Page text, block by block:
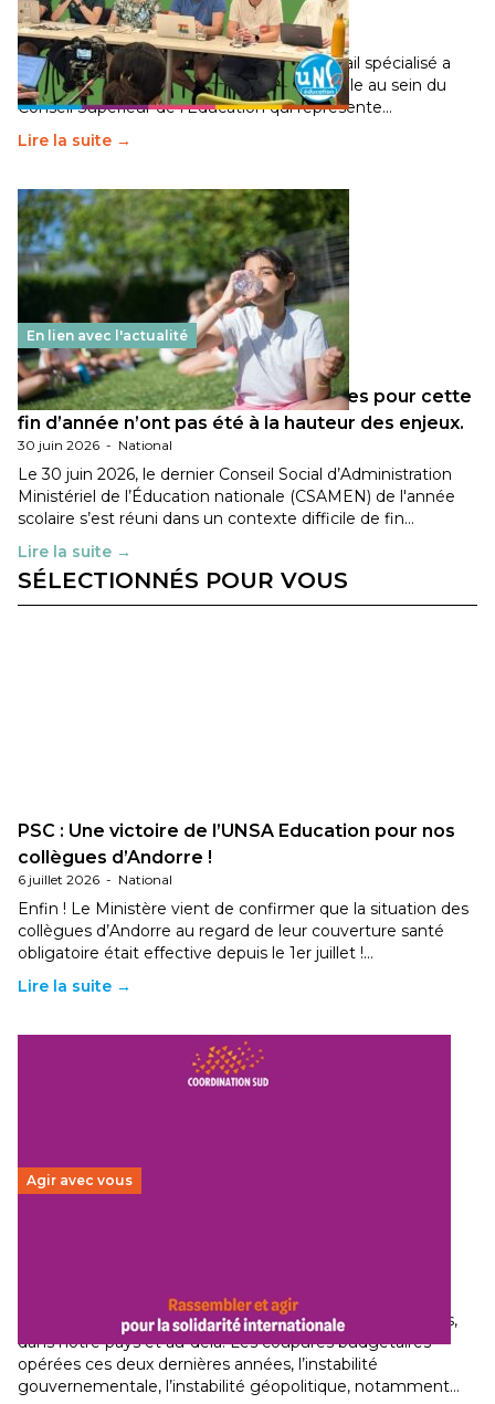
Éducation fait bouger les lignes
30 juin 2026-National
Pendant plusieurs mois, un groupe de travail spécialisé a
travaillé sur la transition écologique de l’Ecole au sein du
Conseil Supérieur de l’Éducation qui représente…
Lire la suite →
En lien avec l'actualité
Les décisions ministérielles attendues pour cette
fin d’année n’ont pas été à la hauteur des enjeux.
30 juin 2026 - National
Le 30 juin 2026, le dernier Conseil Social d’Administration
Ministériel de l’Éducation nationale (CSAMEN) de l'année
scolaire s’est réuni dans un contexte difficile de fin…
Lire la suite →
SÉLECTIONNÉS POUR VOUS
PSC : Une victoire de l’UNSA Education pour nos
collègues d’Andorre !
6 juillet 2026 - National
Enfin ! Le Ministère vient de confirmer que la situation des
collègues d’Andorre au regard de leur couverture santé
obligatoire était effective depuis le 1er juillet !…
Lire la suite →
Agir avec vous
Le secteur humanitaire connaît des difficultés profondes,
dans notre pays et au-delà. Les coupures budgétaires
opérées ces deux dernières années, l’instabilité
gouvernementale, l’instabilité géopolitique, notamment…